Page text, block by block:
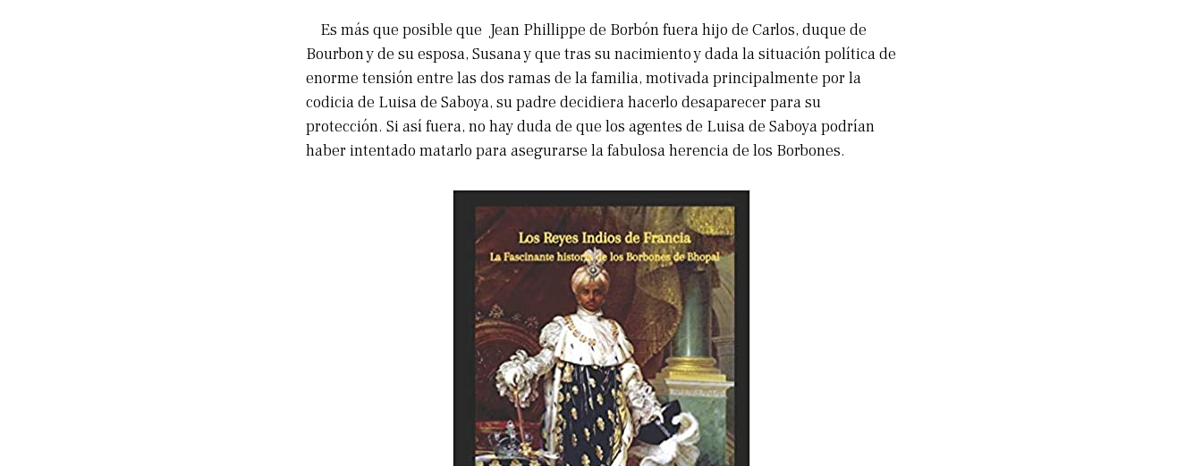
Es más que posible que Jean Phillippe de Borbón fuera hijo de Carlos, duque de
Bourbon y de su esposa, Susana y que tras su nacimiento y dada la situación política de
enorme tensión entre las dos ramas de la familia, motivada principalmente por la
codicia de Luisa de Saboya, su padre decidiera hacerlo desaparecer para su
protección. Si así fuera, no hay duda de que los agentes de Luisa de Saboya podrían
haber intentado matarlo para asegurarse la fabulosa herencia de los Borbones.